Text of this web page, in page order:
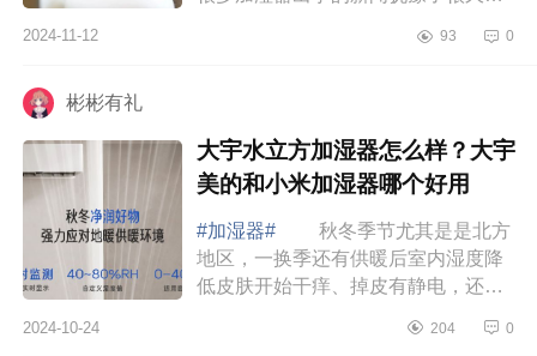
用好加湿器其实就不会出问题，下面
2024-11-12 93 0
彬彬有礼
大宇水立方加湿器怎么样？大宇
美的和小米加湿器哪个好用
#加湿器#
秋冬季节尤其是是北方
地区，一换季还有供暖后室内湿度降
低皮肤开始干痒、掉皮有静电，还有
加湿器来提升室内湿度缓解症状，下
2024-10-24 204 0